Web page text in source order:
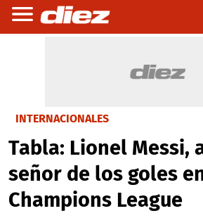
INTERNACIONALES
Tabla: Lionel Messi,
señor de los goles
Champions League